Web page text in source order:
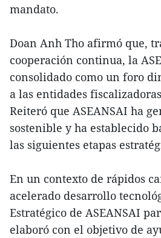
mandato.
Doan Anh Tho afirmó que,
cooperación continua, la
consolidado como un foro
a las entidades
Reiteró que ASEANSAI ha
sostenible y ha establecido
las siguientes etapas
En un contexto de rápidos
acelerado desarrollo
Estratégico de ASEANSAI
elaboró con el objetivo de